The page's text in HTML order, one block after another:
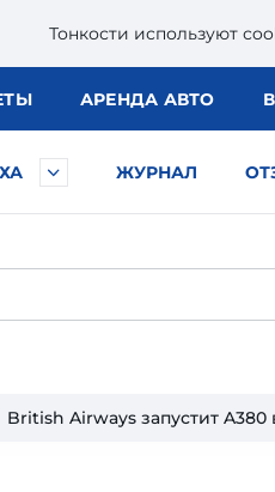
Тонкости используют
АРЕНДА АВТО
ЖУРНАЛ
British Airways запустит